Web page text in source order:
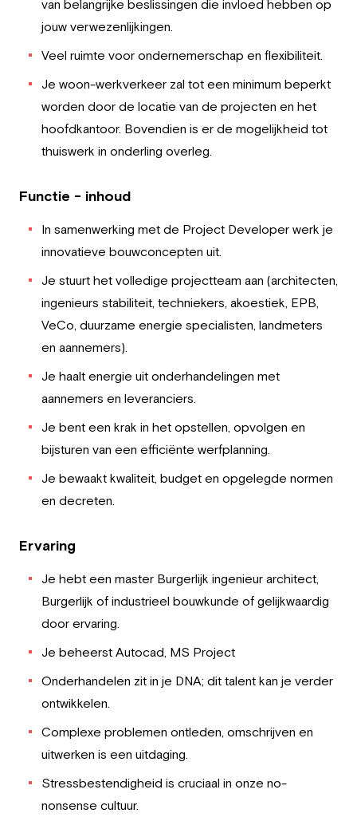
van belangrijke beslissingen die invloed hebben op
jouw verwezenlijkingen.
Veel ruimte voor ondernemerschap en flexibiliteit.
Je woon-werkverkeer zal tot een minimum beperkt
worden door de locatie van de projecten en het
hoofdkantoor. Bovendien is er de mogelijkheid tot
thuiswerk in onderling overleg.
Functie - inhoud
In samenwerking met de Project Developer werk je
innovatieve bouwconcepten uit.
Je stuurt het volledige projectteam aan (architecten,
ingenieurs stabiliteit, techniekers, akoestiek, EPB,
VeCo, duurzame energie specialisten, landmeters
en aannemers).
Je haalt energie uit onderhandelingen met
aannemers en leveranciers.
Je bent een krak in het opstellen, opvolgen en
bijsturen van een efficiënte werfplanning.
Je bewaakt kwaliteit, budget en opgelegde normen
en decreten.
Ervaring
Je hebt een master Burgerlijk ingenieur architect,
Burgerlijk of industrieel bouwkunde of gelijkwaardig
door ervaring.
Je beheerst Autocad, MS Project
Onderhandelen zit in je DNA; dit talent kan je verder
ontwikkelen.
Complexe problemen ontleden, omschrijven en
uitwerken is een uitdaging.
Stressbestendigheid is cruciaal in onze no-
nonsense cultuur.